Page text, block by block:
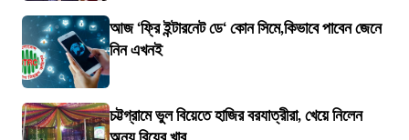
আজ ‘ফ্রি ইন্টারনেট ডে‘ কোন সিমে,কিভাবে পাবেন জেনে
নিন এখনই
চট্টগ্রামে ভুল বিয়েতে হাজির বরযাত্রীরা, খেয়ে নিলেন